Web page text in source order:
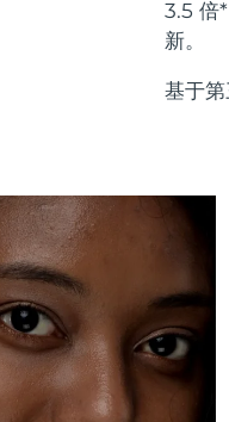
3.5 倍
新。
基于
Prep Gel
Solution
.
essentials
Scalp
Gel
8/13/26
8/10/26
预计送达日期 8/14/26
预计送达日期
预计送达日期 8/12/26
预计送达日期 8/15/26